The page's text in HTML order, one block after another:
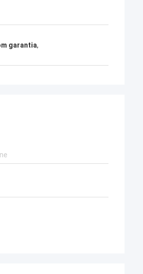
garantia,